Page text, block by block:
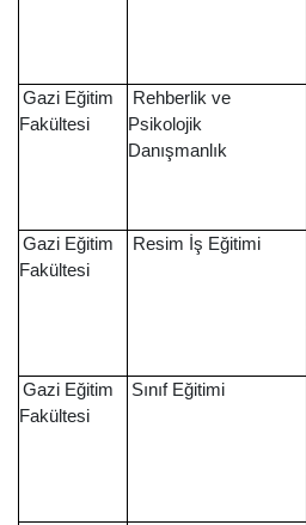
Gazi Eğitim
Fakültesi
Rehberlik ve
Psikolojik
Danışmanlık
Gazi Eğitim
Fakültesi
Resim İş Eğitimi
Gazi Eğitim
Fakültesi
Sınıf Eğitimi